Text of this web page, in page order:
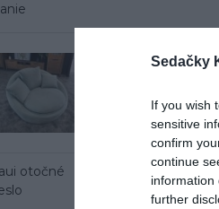
Sedačky
If you wish
sensitive
confirm
continue
information
further
otočné
Maui mega 2